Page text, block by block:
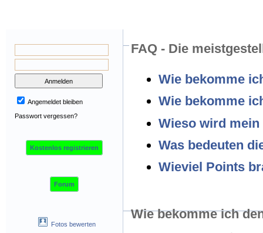
Angemeldet bleiben
Passwort vergessen?
Kostenlos registrieren
Forum
Fotos bewerten
FAQ - Die
Wie bekomme
Wie bekomme
Wieso wird
Was bedeuten
Wieviel Points
Wie bekomme ich